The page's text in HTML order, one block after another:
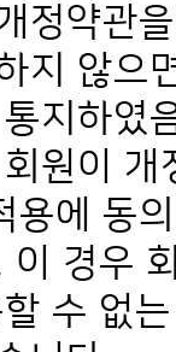
정약관
지 않으
지하였
원이
에 동
경우
수 없